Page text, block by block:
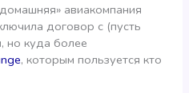
авиакомпания
договор с (пусть
но куда более
, которым пользуется кто